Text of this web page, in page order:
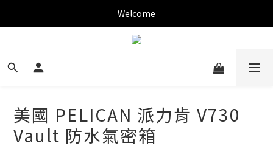
✨新加入會員可現折$150購物金✨
Welcome
✨新加入會員可現折$150購物金✨
美國 PELICAN 派力肯 V730
Vault 防水氣密箱